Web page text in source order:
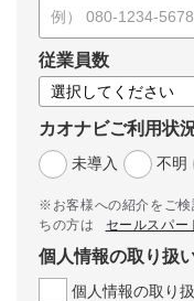
従業員数
カオナビご利用状
未導入
不明
※お客様への紹介をご
ちの方は
セールスパー
個人情報の取り扱
個人情報の取り